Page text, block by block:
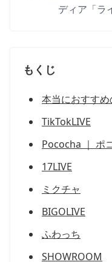
ディア「ラ
もくじ
本当におすす
TikTokLIVE
Pococha ｜ ポ
17LIVE
ミクチャ
BIGOLIVE
ふわっち
SHOWROOM